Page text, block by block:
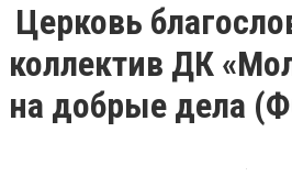
Церковь
коллектив ДК
на добрые дела